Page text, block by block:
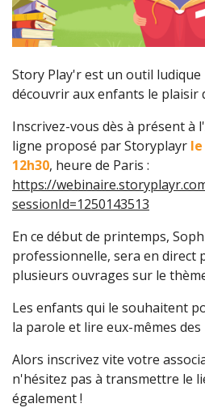
Story Play'r est un outil
découvrir aux enfants le plaisir
Inscrivez-vous dès à présent à
ligne proposé par Storyplayr
12h30, heure de Paris :
https://
sessionId=1250143513
En ce début de printemps,
professionnelle, sera en direct
plusieurs ouvrages sur le
Les enfants qui le souhaitent
la parole et lire eux-mêmes
Alors inscrivez vite votre
n'hésitez pas à transmettre le
également !